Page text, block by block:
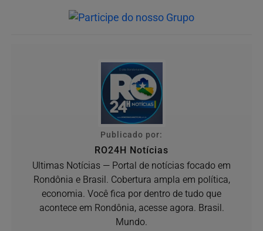
Publicado por:
RO24H Notícias
Ultimas Notícias — Portal de notícias focado em
Rondônia e Brasil. Cobertura ampla em política,
economia. Você fica por dentro de tudo que
acontece em Rondônia, acesse agora. Brasil.
Mundo.